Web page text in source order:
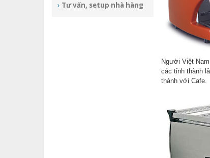
Tư vấn, setup nhà hàng
Người Việt
các tỉnh thành
thành với Cafe.